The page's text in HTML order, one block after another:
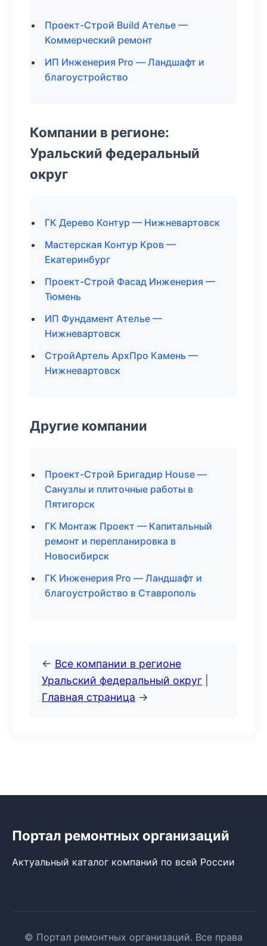
Проект-Строй Build Ателье —
Коммерческий ремонт
ИП Инженерия Pro — Ландшафт и
благоустройство
Компании в регионе:
Уральский федеральный
округ
ГК Дерево Контур — Нижневартовск
Мастерская Контур Кров —
Екатеринбург
Проект-Строй Фасад Инженерия —
Тюмень
ИП Фундамент Ателье —
Нижневартовск
СтройАртель АрхПро Камень —
Нижневартовск
Другие компании
Проект-Строй Бригадир House —
Санузлы и плиточные работы в
Пятигорск
ГК Монтаж Проект — Капитальный
ремонт и перепланировка в
Новосибирск
ГК Инженерия Pro — Ландшафт и
благоустройство в Ставрополь
← Все компании в регионе
Уральский федеральный округ
Главная страница →
Портал ремонтных организаций
Актуальный каталог компаний по всей России
© Портал ремонтных организаций. Все права